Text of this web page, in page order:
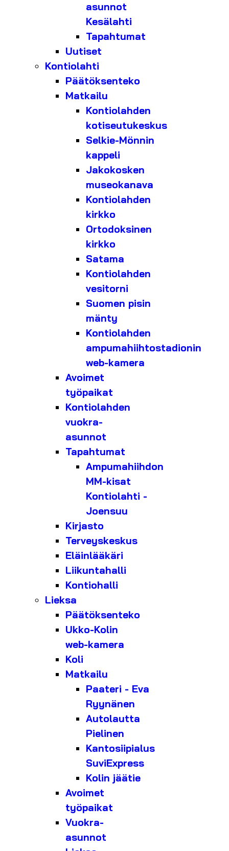
asunnot
Kesälahti
Tapahtumat
Uutiset
Kontiolahti
Päätöksenteko
Matkailu
Kontiolahden
kotiseutukeskus
Selkie-Mönnin
kappeli
Jakokosken
museokanava
Kontiolahden
kirkko
Ortodoksinen
kirkko
Satama
Kontiolahden
vesitorni
Suomen pisin
mänty
Kontiolahden
ampumahiihtostadionin
web-kamera
Avoimet
työpaikat
Kontiolahden
vuokra-
asunnot
Tapahtumat
Ampumahiihdon
MM-kisat
Kontiolahti -
Joensuu
Kirjasto
Terveyskeskus
Eläinlääkäri
Liikuntahalli
Kontiohalli
Lieksa
Päätöksenteko
Ukko-Kolin
web-kamera
Koli
Matkailu
Paateri - Eva
Ryynänen
Autolautta
Pielinen
Kantosiipialus
SuviExpress
Kolin jäätie
Avoimet
työpaikat
Vuokra-
asunnot